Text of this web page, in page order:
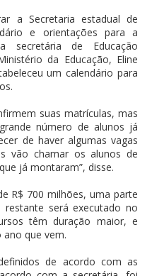
a Secretaria estadual de
e orientações para a
de Educação
da Educação, Eline
um calendário para
suas matrículas, mas
número de alunos já
de haver algumas vagas
vão chamar os alunos de
já montaram”, disse.
R$ 700 milhões, uma parte
será executado no
têm duração maior, e
que vem.
de acordo com as